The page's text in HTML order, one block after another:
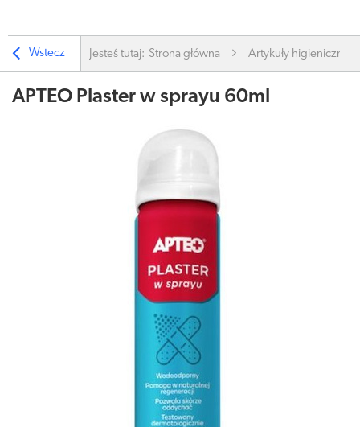
Wstecz Jesteś tutaj: Strona główna Artykuły higieniczne
APTEO Plaster w sprayu 60ml